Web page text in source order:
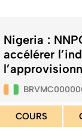
Nigeria :
accélérer
COURS